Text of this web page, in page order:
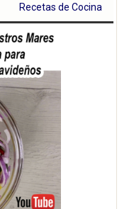
Recetas de Cocina